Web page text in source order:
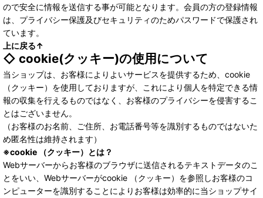
ので安全に情報を送信する事が可能となります。会員の方の登録情報
は、プライバシー保護及びセキュリティのためパスワードで保護され
ています。
上に戻る↑
◇ cookie(クッキー)の使用について
当ショップは、お客様によりよいサービスを提供するため、cookie
（クッキー）を使用しておりますが、これにより個人を特定できる情
報の収集を行えるものではなく、お客様のプライバシーを侵害するこ
とはございません。
（お客様のお名前、ご住所、お電話番号等を識別するものではないた
め匿名性は維持されます）
※cookie （クッキー）とは？
Webサーバーからお客様のブラウザに送信されるテキストデータのこ
とをいい、Webサーバーがcookie （クッキー）を参照しお客様のコ
ンピューターを識別することによりお客様は効率的に当ショップサイ